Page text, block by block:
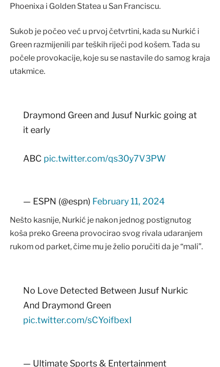
Phoenixa i Golden Statea u San Franciscu.
Sukob je počeo već u prvoj četvrtini, kada su Nurkić i
Green razmijenili par teških riječi pod košem. Tada su
počele provokacije, koje su se nastavile do samog kraja
utakmice.
Draymond Green and Jusuf Nurkic going at
it early
ABC pic.twitter.com/qs30y7V3PW
— ESPN (@espn) February 11, 2024
Nešto kasnije, Nurkić je nakon jednog postignutog
koša preko Greena provocirao svog rivala udaranjem
rukom od parket, čime mu je želio poručiti da je “mali”.
No Love Detected Between Jusuf Nurkic
And Draymond Green
pic.twitter.com/sCYoifbexI
— Ultimate Sports & Entertainment